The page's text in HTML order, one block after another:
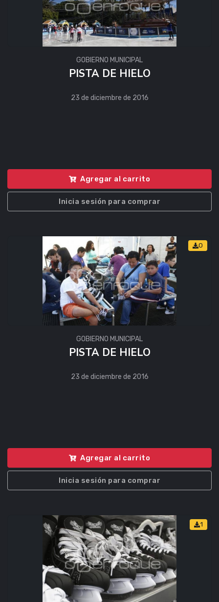
GOBIERNO MUNICIPAL
PISTA DE HIELO
23 de diciembre de 2016
Agregar al carrito
Inicia sesión para comprar
0
GOBIERNO MUNICIPAL
PISTA DE HIELO
23 de diciembre de 2016
Agregar al carrito
Inicia sesión para comprar
1